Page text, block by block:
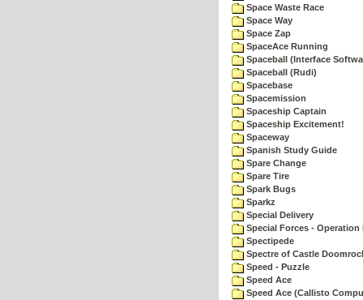
Space Waste Race
Space Way
Space Zap
SpaceAce Running
Spaceball (Interface
Spaceball (Rudi)
Spacebase
Spacemission
Spaceship Captain
Spaceship Excitement!
Spaceway
Spanish Study Guide
Spare Change
Spare Tire
Spark Bugs
Sparkz
Special Delivery
Special Forces - Operation
Spectipede
Spectre of Castle
Speed - Puzzle
Speed Ace
Speed Ace (Callisto